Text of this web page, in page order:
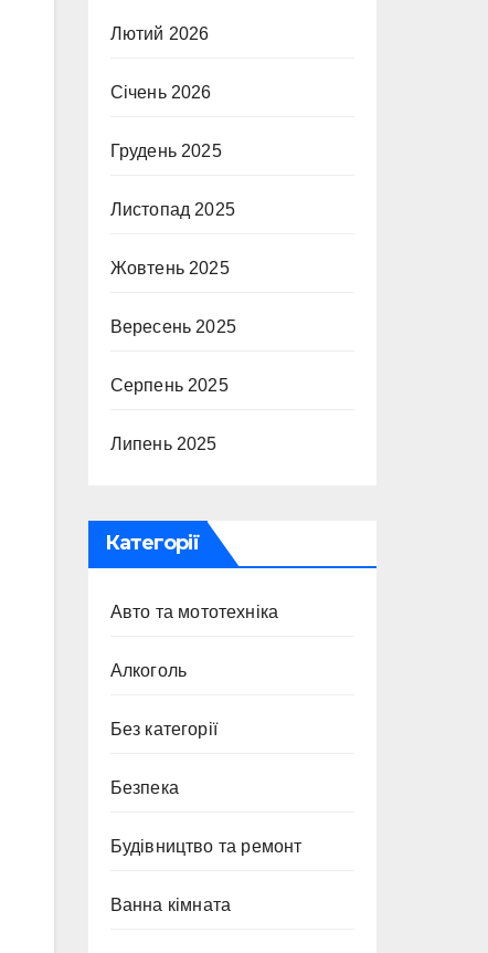
Лютий 2026
Січень 2026
Грудень 2025
Листопад 2025
Жовтень 2025
Вересень 2025
Серпень 2025
Липень 2025
Категорії
Авто та мототехніка
Алкоголь
Без категорії
Безпека
Будівництво та ремонт
Ванна кімната